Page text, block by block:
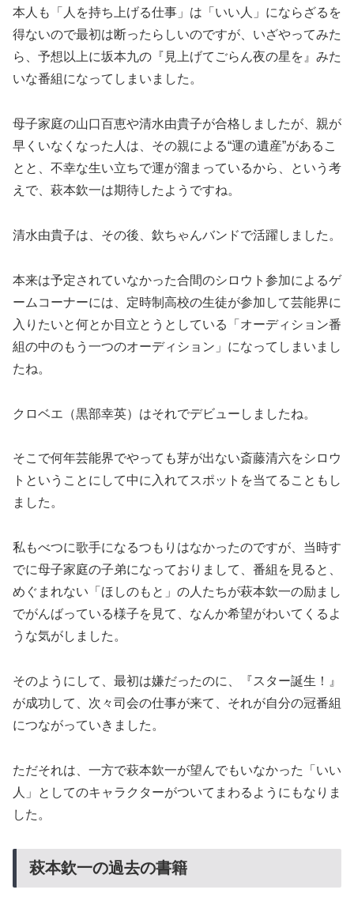
本人も「人を持ち上げる仕事」は「いい人」にならざるを
得ないので最初は断ったらしいのですが、いざやってみた
ら、予想以上に坂本九の『見上げてごらん夜の星を』みた
いな番組になってしまいました。
母子家庭の山口百恵や清水由貴子が合格しましたが、親が
早くいなくなった人は、その親による“運の遺産”があるこ
とと、不幸な生い立ちで運が溜まっているから、という考
えで、萩本欽一は期待したようですね。
清水由貴子は、その後、欽ちゃんバンドで活躍しました。
本来は予定されていなかった合間のシロウト参加によるゲ
ームコーナーには、定時制高校の生徒が参加して芸能界に
入りたいと何とか目立とうとしている「オーディション番
組の中のもう一つのオーディション」になってしまいまし
たね。
クロベエ（黒部幸英）はそれでデビューしましたね。
そこで何年芸能界でやっても芽が出ない斎藤清六をシロウ
トということにして中に入れてスポットを当てることもし
ました。
私もべつに歌手になるつもりはなかったのですが、当時す
でに母子家庭の子弟になっておりまして、番組を見ると、
めぐまれない「ほしのもと」の人たちが萩本欽一の励まし
でがんばっている様子を見て、なんか希望がわいてくるよ
うな気がしました。
そのようにして、最初は嫌だったのに、『スター誕生！』
が成功して、次々司会の仕事が来て、それが自分の冠番組
につながっていきました。
ただそれは、一方で萩本欽一が望んでもいなかった「いい
人」としてのキャラクターがついてまわるようにもなりま
した。
萩本欽一の過去の書籍